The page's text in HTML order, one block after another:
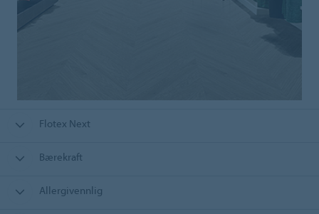
Flotex Next
Bærekraft
Allergivennlig